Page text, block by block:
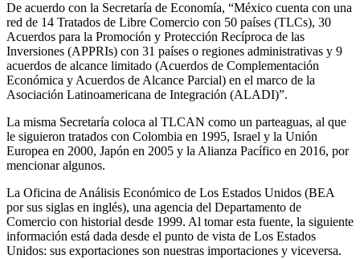
De acuerdo con la Secretaría de Economía, “México cuenta con una
red de 14 Tratados de Libre Comercio con 50 países (TLCs), 30
Acuerdos para la Promoción y Protección Recíproca de las
Inversiones (APPRIs) con 31 países o regiones administrativas y 9
acuerdos de alcance limitado (Acuerdos de Complementación
Económica y Acuerdos de Alcance Parcial) en el marco de la
Asociación Latinoamericana de Integración (ALADI)”.
La misma Secretaría coloca al TLCAN como un parteaguas, al que
le siguieron tratados con Colombia en 1995, Israel y la Unión
Europea en 2000, Japón en 2005 y la Alianza Pacífico en 2016, por
mencionar algunos.
La Oficina de Análisis Económico de Los Estados Unidos (BEA
por sus siglas en inglés), una agencia del Departamento de
Comercio con historial desde 1999. Al tomar esta fuente, la siguiente
información está dada desde el punto de vista de Los Estados
Unidos: sus exportaciones son nuestras importaciones y viceversa.